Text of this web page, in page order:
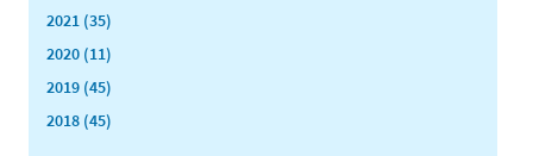
2021 (35)
2020 (11)
2019 (45)
2018 (45)